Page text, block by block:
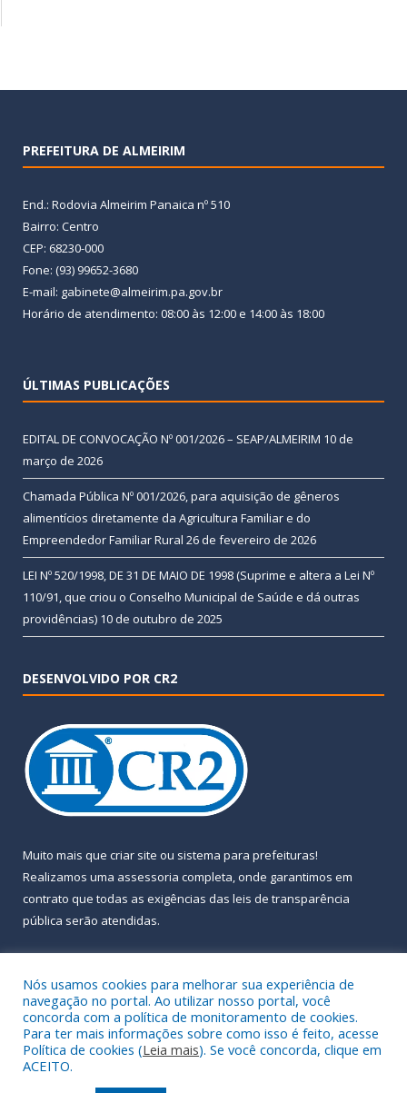
PREFEITURA DE ALMEIRIM
End.: Rodovia Almeirim Panaica nº 510
Bairro: Centro
CEP: 68230-000
Fone: (93) 99652-3680
E-mail: gabinete@almeirim.pa.gov.br
Horário de atendimento: 08:00 às 12:00 e 14:00 às 18:00
ÚLTIMAS PUBLICAÇÕES
EDITAL DE CONVOCAÇÃO Nº 001/2026 – SEAP/ALMEIRIM 10 de
março de 2026
Chamada Pública Nº 001/2026, para aquisição de gêneros
alimentícios diretamente da Agricultura Familiar e do
Empreendedor Familiar Rural 26 de fevereiro de 2026
LEI Nº 520/1998, DE 31 DE MAIO DE 1998 (Suprime e altera a Lei Nº
110/91, que criou o Conselho Municipal de Saúde e dá outras
providências) 10 de outubro de 2025
DESENVOLVIDO POR CR2
Muito mais que criar site ou sistema para prefeituras!
Realizamos uma assessoria completa, onde garantimos em
contrato que todas as exigências das leis de transparência
pública serão atendidas.
Todos os direitos reservados a Prefeitura Municipal de Almeirim.
Nós usamos cookies para melhorar sua experiência de
navegação no portal. Ao utilizar nosso portal, você
concorda com a política de monitoramento de cookies.
Para ter mais informações sobre como isso é feito, acesse
Política de cookies (Leia mais). Se você concorda, clique em
ACEITO.